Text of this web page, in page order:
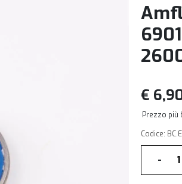
€
Prezzo più
Codice:
-